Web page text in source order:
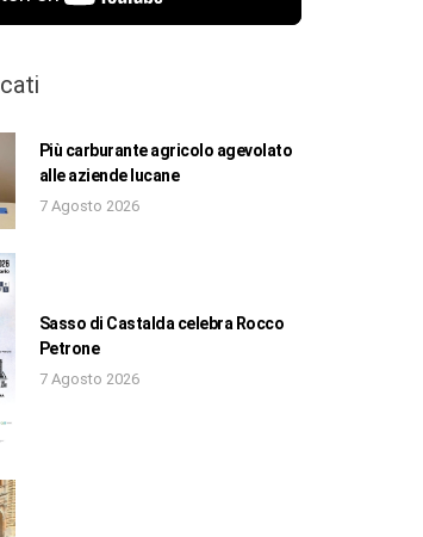
Più carburante agricolo agevolato
alle aziende lucane
7 Agosto 2026
Sasso di Castalda celebra Rocco
Petrone
7 Agosto 2026